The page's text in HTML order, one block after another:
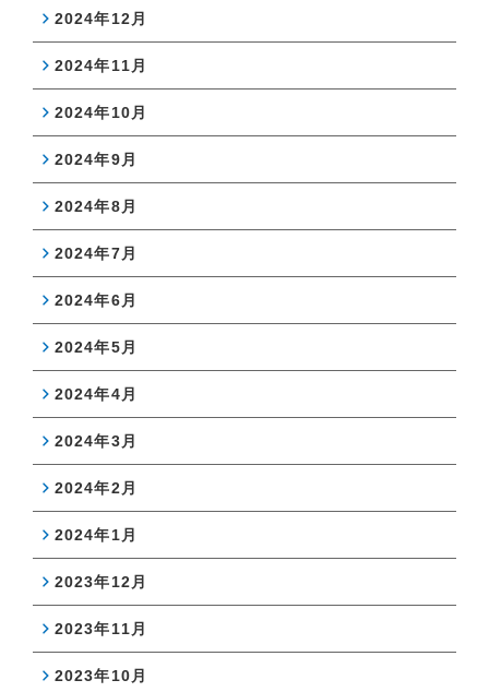
2024年12月
2024年11月
2024年10月
2024年9月
2024年8月
2024年7月
2024年6月
2024年5月
2024年4月
2024年3月
2024年2月
2024年1月
2023年12月
2023年11月
2023年10月